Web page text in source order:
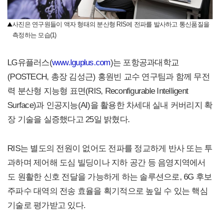
사진은 연구원들이 액자 형태의 분산형 RIS에 전파를 발사하고 통신품질을
측정하는 모습(1)
LG유플러스(www.lguplus.com)는 포항공과대학교
(POSTECH, 총장 김성근) 홍원빈 교수 연구팀과 함께 무전
력 분산형 지능형 표면(RIS, Reconfigurable Intelligent
Surface)과 인공지능(AI)을 활용한 차세대 실내 커버리지 확
장 기술을 실증했다고 25일 밝혔다.
RIS는 별도의 전원이 없어도 전파를 정교하게 반사 또는 투
과하며 제어해 도심 빌딩이나 지하 공간 등 음영지역에서
도 원활한 신호 전달을 가능하게 하는 솔루션으로, 6G 후보
주파수 대역의 전송 효율을 획기적으로 높일 수 있는 핵심
기술로 평가받고 있다.